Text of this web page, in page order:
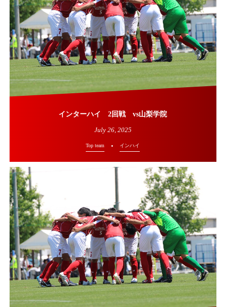
インターハイ 2回戦 vs山梨学院
July 26, 2025
Top team インハイ